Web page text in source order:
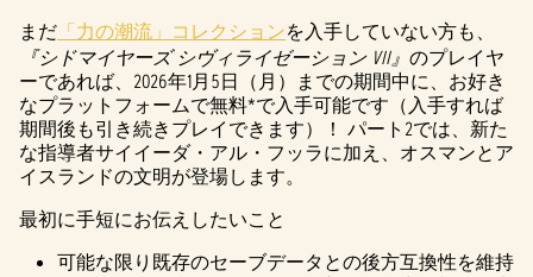
まだ 「力の潮流」コレクションを入手していない方も、
『シドマイヤーズ シヴィライゼーション VII』 のプレイヤ
ーであれば、2026年1月5日（月）までの期間中に、お好き
なプラットフォームで無料*で入手可能です（入手すれば
期間後も引き続きプレイできます）！ パート2では、新た
な指導者サイイーダ・アル・フッラに加え、オスマンとア
イスランドの文明が登場します。
最初に手短にお伝えしたいこと
可能な限り既存のセーブデータとの後方互換性を維持